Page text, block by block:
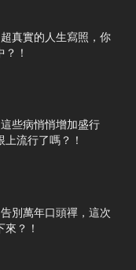
真實的人生寫照，你
！
些病悄悄增加盛行
上流行了嗎？！
別萬年口頭禪，這次
來？！